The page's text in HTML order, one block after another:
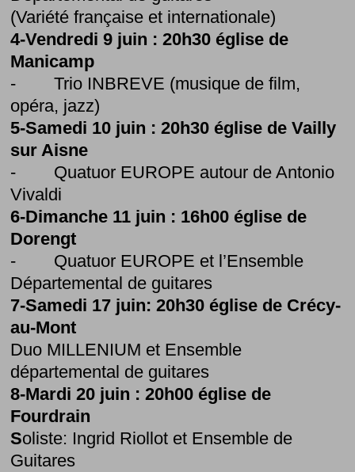
(Variété française et internationale)
4-Vendredi 9 juin : 20h30 église de
Manicamp
- Trio INBREVE (musique de film,
opéra, jazz)
5-Samedi 10 juin : 20h30 église de Vailly
sur Aisne
- Quatuor EUROPE autour de Antonio
Vivaldi
6-Dimanche 11 juin : 16h00 église de
Dorengt
- Quatuor EUROPE et l’Ensemble
Départemental de guitares
7-Samedi 17 juin: 20h30 église de Crécy-
au-Mont
Duo MILLENIUM et Ensemble
départemental de guitares
8-Mardi 20 juin : 20h00 église de
Fourdrain
​Soliste: Ingrid Riollot et Ensemble de
Guitares